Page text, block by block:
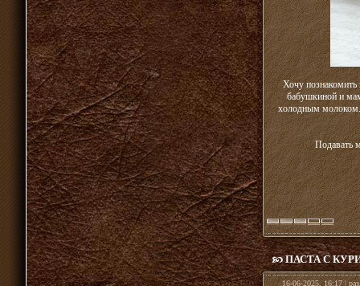
Хочу
бабушкиной и
холодным молоком.
Подавать
ПАСТА С
16-06-2025, 16:17 |